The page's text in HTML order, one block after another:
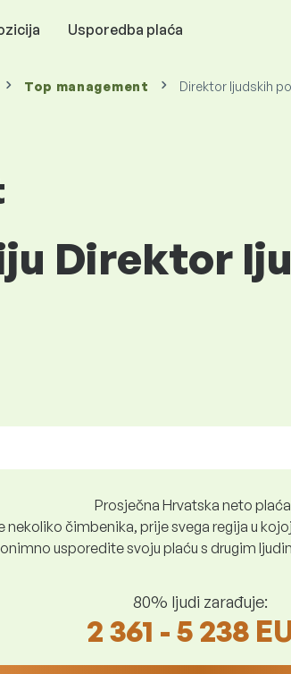
Usporedba plaća
Top management Direktor ljudskih
Direktor
Prosječna Hrvatska neto
nekoliko čimbenika, prije svega regija u
usporedite svoju plaću s drugim
80% ljudi zarađuje:
2 361 - 5 238